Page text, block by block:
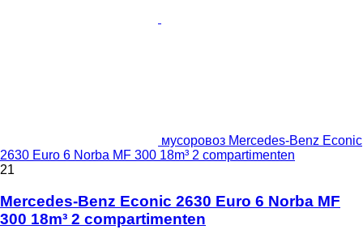
мусоровоз Mercedes-Benz Econic
2630 Euro 6 Norba MF 300 18m³ 2 compartimenten
21
Mercedes-Benz Econic 2630 Euro 6 Norba MF
300 18m³ 2 compartimenten